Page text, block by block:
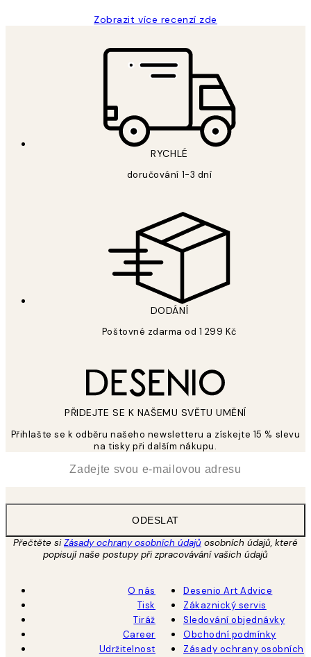
Zobrazit více recenzí zde
RYCHLÉ
doručování 1-3 dní
DODÁNÍ
Poštovné zdarma od 1 299 Kč
PŘIDEJTE SE K NAŠEMU SVĚTU UMĚNÍ
Přihlašte se k odběru našeho newsletteru a získejte 15 % slevu
na tisky při dalším nákupu.
ODESLAT
Přečtěte siZásady ochrany osobních údajů osobních údajů, které
popisují naše postupy při zpracovávání vašich údajů
O nás
Tisk
Tiráž
Career
Udržitelnost
Desenio Art Advice
Zákaznický servis
Sledování objednávky
Obchodní podmínky
Zásady ochrany osobních